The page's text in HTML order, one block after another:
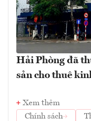
Hải Phòng đã
sản cho thuê
Xem thêm
Chính sách